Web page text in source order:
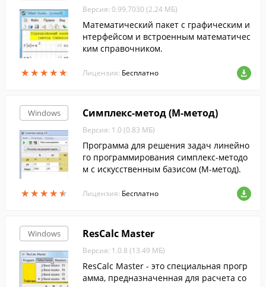
★★★★★
★★★★★
Версия: 0.99.7030 (2.24 МБ)
Математический пакет с графическим и
нтерфейсом и встроенным математичес
ким справочником.
Лицензия: Бесплатно
Windows
★★★★★
★★★★★
Симплекс-метод (М-метод)
Версия: 1.0 (0.83 МБ)
Программа для решения задач линейно
го программирования симплекс-методо
м с искусственным базисом (М-метод).
Лицензия: Бесплатно
Windows ResCalc Master
Версия: 1.0.8 (13.49 МБ)
ResCalc Master - это специальная прогр
амма, предназначенная для расчета со